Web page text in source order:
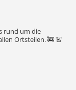
rund um die
Ortsteilen. 🚒 🚨